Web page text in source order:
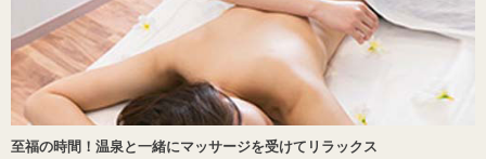
至福の時間！温泉と一緒にマッサージを受けてリラックス